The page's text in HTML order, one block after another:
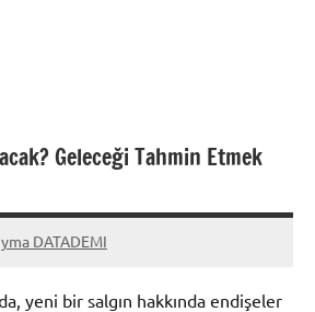
Geleceği Tahmin Etmek
DATADEMI
yeni bir salgın hakkında endişeler